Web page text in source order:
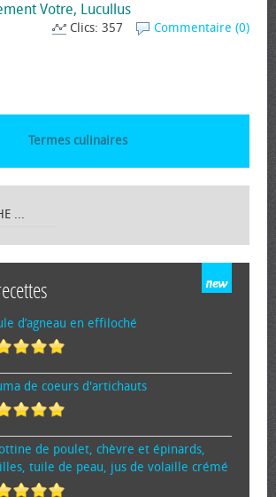
Votre, Lucullus
Commentaire (0)
Clics: 357
Termes culinaires
d’agneau en effiloché
de cœurs d'artichauts
de poulet, chèvre et épinards,
tuile de peau, jus de volaille crémé